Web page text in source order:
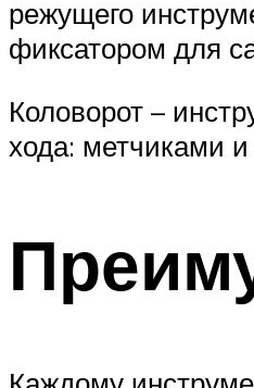
режущего
фиксатором для
Коловорот –
хода: метчиками